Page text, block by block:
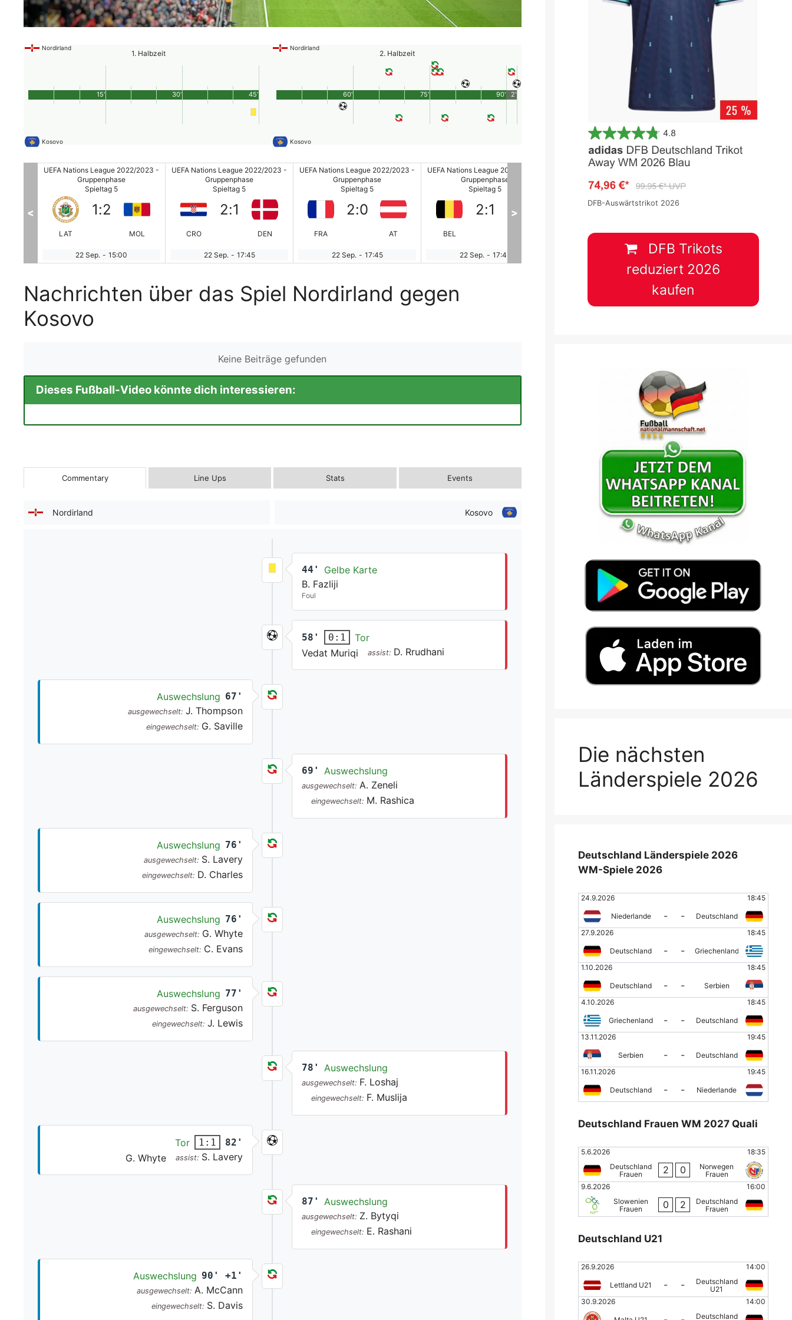
Nordirland
1. Halbzeit
Kosovo
45'
15' 30'
Nordirland
2. Halbzeit
Kosovo
90'
60' 75' 2'
UEFA Nations League 2022/2023 -
Gruppenphase
Spieltag 5
LAT
1:2
MOL
22 Sep. - 15:00
UEFA Nations League 2022/2023 -
Gruppenphase
Spieltag 5
CRO
2:1
DEN
22 Sep. - 17:45
UEFA Nations League 2022/2023 -
Gruppenphase
Spieltag 5
FRA
2:0
AT
22 Sep. - 17:45
UEFA Nations League 2022/2023 -
Gruppenphase
Spieltag 5
BEL
2:1
22 Sep. - 17:45
UEFA Nations League 2022/2023 -
Gruppenphase
Spieltag 5
0:2
NET
17:45
LIT
22 Sep.
< >
Nachrichten über das Spiel Nordirland gegen
Kosovo
Keine Beiträge gefunden
Dieses Fußball-Video könnte dich interessieren:
Commentary Line Ups Stats Events
Nordirland Kosovo
44'
Gelbe Karte
B. Fazliji
Foul
58' 0:1
Tor
Vedat Muriqi
assist: D. Rrudhani
Auswechslung 67'
ausgewechselt: J. Thompson
eingewechselt: G. Saville
69' Auswechslung
ausgewechselt: A. Zeneli
eingewechselt: M. Rashica
Auswechslung 76'
ausgewechselt: S. Lavery
eingewechselt: D. Charles
Auswechslung 76'
ausgewechselt: G. Whyte
eingewechselt: C. Evans
Auswechslung 77'
ausgewechselt: S. Ferguson
eingewechselt: J. Lewis
78' Auswechslung
ausgewechselt: F. Loshaj
eingewechselt: F. Muslija
Tor 1:1 82'
G. Whyte assist: S. Lavery
87' Auswechslung
ausgewechselt: Z. Bytyqi
eingewechselt: E. Rashani
Auswechslung 90' +1'
ausgewechselt: A. McCann
eingewechselt: S. Davis
DFB-Auswärtstrikot 2026
DFB Trikots
reduziert 2026
kaufen
Die nächsten
Länderspiele 2026
Deutschland Länderspiele 2026
WM-Spiele 2026
24.9.2026 18:45
Niederlande - -
Deutschland
27.9.2026
18:45
Deutschland - -
Griechenland
1.10.2026
18:45
Deutschland - -
Serbien
4.10.2026
18:45
Griechenland - -
Deutschland
13.11.2026
19:45
Serbien - -
Deutschland
16.11.2026
19:45
Deutschland - - Niederlande
Deutschland Frauen WM 2027 Quali
5.6.2026
18:35
Deutschland
Frauen
2 0
Norwegen
Frauen
9.6.2026
16:00
Slowenien
Frauen
0 2
Deutschland
Frauen
Deutschland U21
26.9.2026 14:00
Lettland U21 - -
Deutschland
U21
30.9.2026
14:00
Deutschland